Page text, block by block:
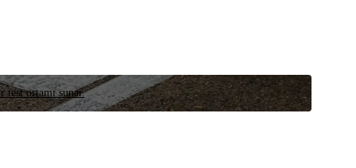
test ortamı sunar.